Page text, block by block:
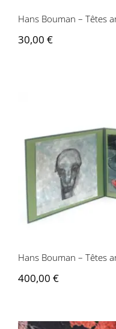
Hans Bouman – Têtes
30,00 €
Hans
Hans Bouman – Têtes
400,00 €